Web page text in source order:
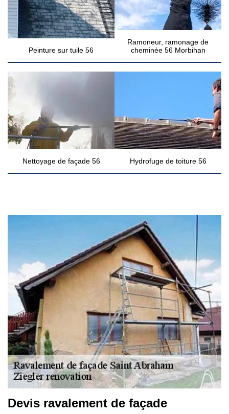
Peinture sur tuile 56
Ramoneur, ramonage de
cheminée 56 Morbihan
Nettoyage de façade 56 Hydrofuge de toiture 56
Devis ravalement de façade